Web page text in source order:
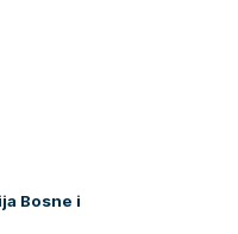
Bosne i